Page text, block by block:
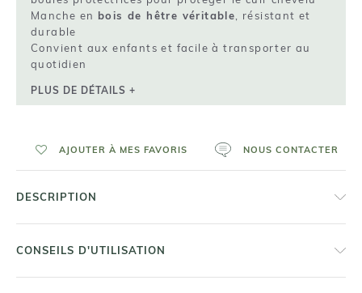
Manche en bois de hêtre véritable , résistant et
durable
Convient aux enfants et facile à transporter au
quotidien
PLUS DE DÉTAILS +
AJOUTER À MES FAVORIS NOUS CONTACTER
DESCRIPTION
CONSEILS D'UTILISATION